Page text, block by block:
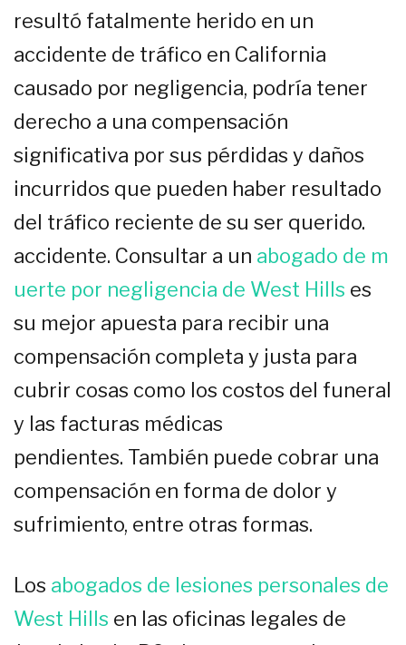
resultó fatalmente herido en un
accidente de tráfico en California
causado por negligencia, podría tener
derecho a una compensación
significativa por sus pérdidas y daños
incurridos que pueden haber resultado
del tráfico reciente de su ser querido.
accidente. Consultar a un abogado de m
uerte por negligencia de West Hills es
su mejor apuesta para recibir una
compensación completa y justa para
cubrir cosas como los costos del funeral
y las facturas médicas
pendientes. También puede cobrar una
compensación en forma de dolor y
sufrimiento, entre otras formas.
Los abogados de lesiones personales de
West Hills en las oficinas legales de